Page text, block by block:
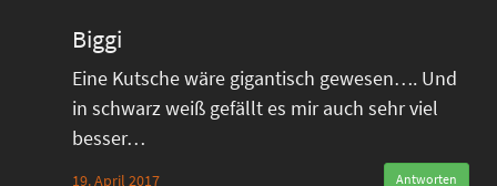
Biggi
Eine Kutsche wäre gigantisch gewesen…. Und
in schwarz weiß gefällt es mir auch sehr viel
besser…
19. April 2017 Antworten